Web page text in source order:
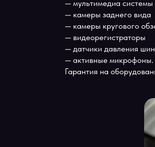
Таким образом
Почему
Teyes — один из
— мультимедиа
— камеры заднего
— камеры кругового
—